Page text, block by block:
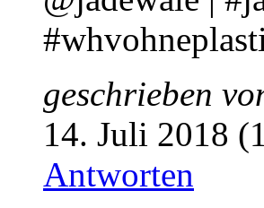
geschrieben
14. Juli 2018
Antworten